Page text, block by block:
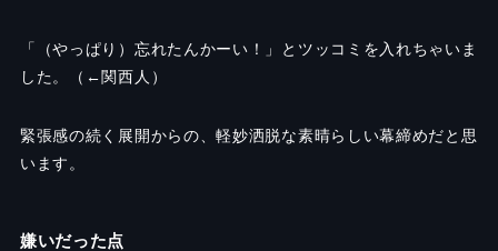
「（やっぱり）忘れたんかーい！」とツッコミを入れちゃいま
した。（ ←関西人）
緊張感の続く展開からの、軽妙洒脱な素晴らしい幕締めだと思
います。
嫌いだった点